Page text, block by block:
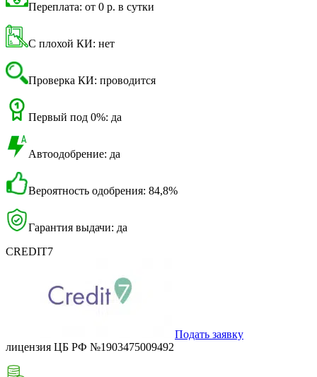
Переплата: от 0 р. в сутки
С плохой КИ: нет
Проверка КИ: проводится
Первый под 0%: да
Автоодобрение: да
Вероятность одобрения: 84,8%
Гарантия выдачи: да
CREDIT7
Подать заявку
лицензия ЦБ РФ №1903475009492